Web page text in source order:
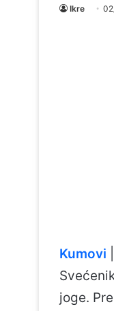
Ikre
Kumovi
joge.